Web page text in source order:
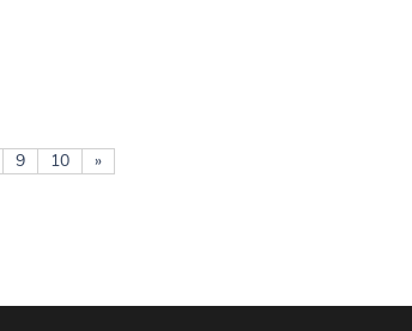
9 10 »